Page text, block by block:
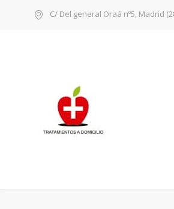
C/ Del general Oraá nº5, Madrid